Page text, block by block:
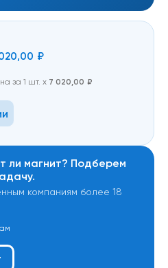
₽
за 1 шт. х 7 020,00 ₽
ли магнит? Подберем
компаниям более 18